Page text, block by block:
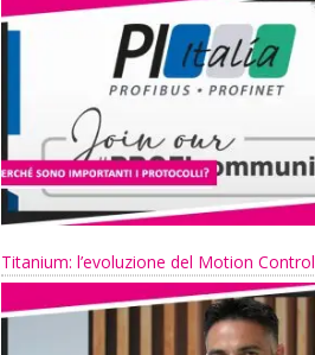
Titanium: l’evoluzione del Motion Control